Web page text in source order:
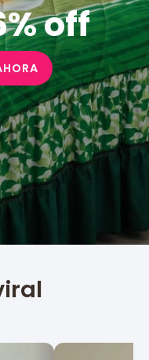
off